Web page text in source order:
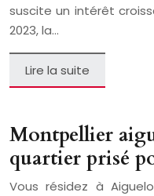
suscite un intérêt
2023, la…
Lire la suite
Montpellier
quartier prisé
Vous résidez à